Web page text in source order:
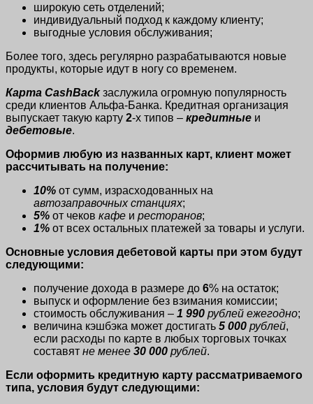
широкую сеть отделений;
индивидуальный подход к каждому клиенту;
выгодные условия обслуживания;
Более того, здесь регулярно разрабатываются новые
продукты, которые идут в ногу со временем.
Карта CashBackзаслужила огромную популярность
среди клиентов Альфа-Банка. Кредитная организация
выпускает такую карту 2-х типов – кредитные и
дебетовые.
Оформив любую из названных карт, клиент может
рассчитывать на получение:
10% от сумм, израсходованных на
автозаправочных станциях;
5% от чеков кафе и ресторанов;
1% от всех остальных платежей за товары и услуги.
Основные условия дебетовой карты при этом будут
следующими:
получение дохода в размере до 6% на остаток;
выпуск и оформление без взимания комиссии;
стоимость обслуживания – 1 990 рублей ежегодно;
величина кэшбэка может достигать 5 000 рублей,
если расходы по карте в любых торговых точках
составят не менее 30 000 рублей.
Если оформить кредитную карту рассматриваемого
типа, условия будут следующими: